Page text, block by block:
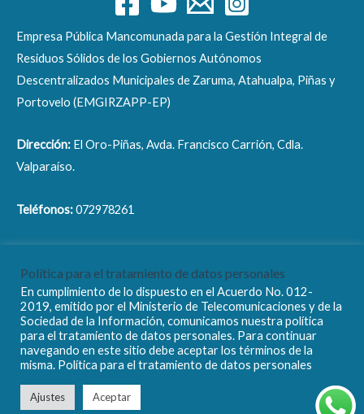
Empresa Pública Mancomunada para la Gestión Integral de
Residuos Sólidos de los Gobiernos Autónomos
Descentralizados Municipales de Zaruma, Atahualpa, Piñas y
Portovelo (EMGIRZAPP-EP)
Dirección: El Oro-Piñas, Avda. Francisco Carrión, Cdla.
Valparaíso.
Teléfonos:072978261
Copyright © 2026 EMGIRZAPP - EP
Política para el tratamiento de datos personales
En cumplimiento de lo dispuesto en el Acuerdo No. 012-
2019, emitido por el Ministerio de Telecomunicaciones y de la
Sociedad de la Información, comunicamos nuestra política
para el tratamiento de datos personales. Para continuar
navegando en este sitio debe aceptar los términos de la
misma. Política para el tratamiento de datos personales
Ajustes Aceptar